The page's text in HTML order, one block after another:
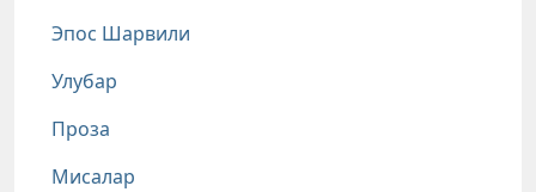
Эпос Шарвили
Улубар
Проза
Мисалар